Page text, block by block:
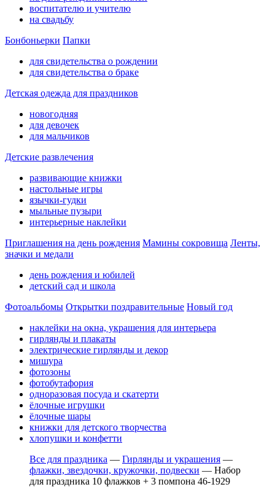
воспитателю и учителю
на свадьбу
Бонбоньерки Папки
для свидетельства о рождении
для свидетельства о браке
Детская одежда для праздников
новогодняя
для девочек
для мальчиков
Детские развлечения
развивающие книжки
настольные игры
язычки-гудки
мыльные пузыри
интерьерные наклейки
Приглашения на день рождения Мамины сокровища Ленты,
значки и медали
день рождения и юбилей
детский сад и школа
Фотоальбомы Открытки поздравительные Новый год
наклейки на окна, украшения для интерьера
гирлянды и плакаты
электрические гирлянды и декор
мишура
фотозоны
фотобутафория
одноразовая посуда и скатерти
ёлочные игрушки
ёлочные шары
книжки для детского творчества
хлопушки и конфетти
Все для праздника — Гирлянды и украшения —
флажки, звездочки, кружочки, подвески — Набор
для праздника 10 флажков + 3 помпона 46-1929